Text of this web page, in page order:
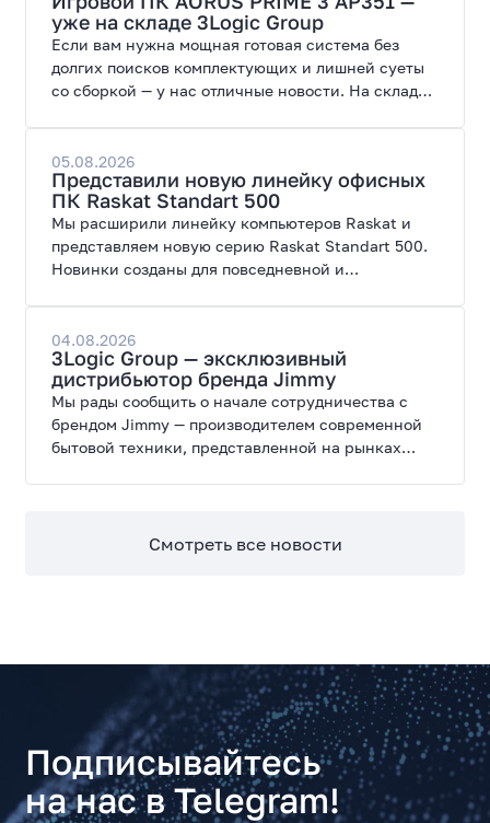
уже на складе 3Logic Group
Если вам нужна мощная готовая система без
долгих поисков комплектующих и лишней суеты
со сборкой — у нас отличные новости. На склад
современных игр и работы с нейросетями.
05.08.2026
Представили новую линейку офисных
ПК Raskat Standart 500
Мы расширили линейку компьютеров Raskat и
представляем новую серию Raskat Standart 500.
Новинки созданы для повседневной и
широкие возможности модернизации.
04.08.2026
3Logic Group — эксклюзивный
дистрибьютор бренда Jimmy
Мы рады сообщить о начале сотрудничества с
брендом Jimmy — производителем современной
бытовой техники, представленной на рынках
Смотреть все новости
Подписывайтесь
на нас в Telegram!